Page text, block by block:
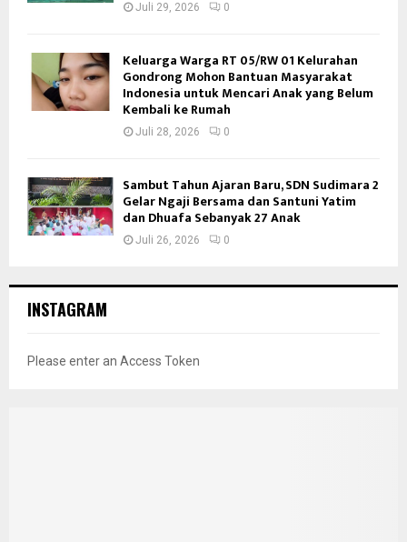
Juli 29, 2026 0
Keluarga Warga RT 05/RW 01 Kelurahan
Gondrong Mohon Bantuan Masyarakat
Indonesia untuk Mencari Anak yang Belum
Kembali ke Rumah
Juli 28, 2026 0
Sambut Tahun Ajaran Baru, SDN Sudimara 2
Gelar Ngaji Bersama dan Santuni Yatim
dan Dhuafa Sebanyak 27 Anak
Juli 26, 2026 0
INSTAGRAM
Please enter an Access Token